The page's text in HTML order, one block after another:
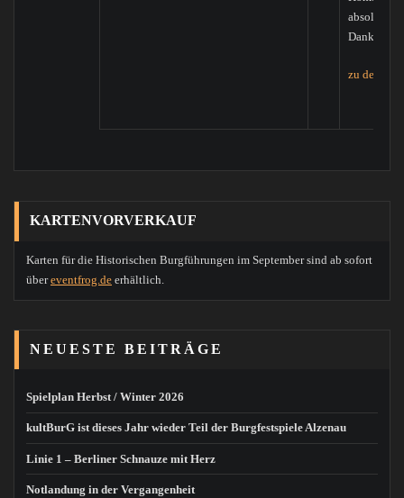
absolut
Dank
zu den
KARTENVORVERKAUF
Karten für die Historischen Burgführungen im September sind ab sofort
übereventfrog.de erhältlich.
NEUESTE BEITRÄGE
Spielplan Herbst / Winter 2026
kultBurG ist dieses Jahr wieder Teil der Burgfestspiele Alzenau
Linie 1 – Berliner Schnauze mit Herz
Notlandung in der Vergangenheit